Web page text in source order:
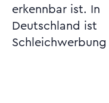
erkennbar ist. In
Deutschland ist
Schleichwerbung